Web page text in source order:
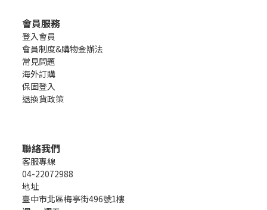
會員服務
登入會員
會員制度&購物金辦法
常見問題
海外訂購
保固登入
退換貨政策
聯絡我們
客服專線
04-22072988
地址
臺中市北區梅亭街496號1樓